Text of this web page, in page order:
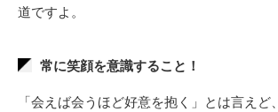
道ですよ。
常に笑顔を意識すること！
「会えば会うほど好意を抱く」とは言えど